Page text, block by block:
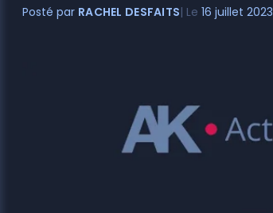
RACHEL DESFAITS 16 juillet 2023